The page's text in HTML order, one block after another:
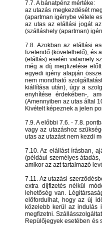
7.7. A bánatpénz mértéke:
az utazás megkezdését
(apartman igénybe vétele
az utas az elállási jogát
(szálláshely (apartman)
7.8. Azokban az elállási
fizetendő (követelhető), és
(elállás) esetén valamely
még a díj megfizetése
egyedi igény alapján
nem mondható
kiállítása után), úgy a
enyhítése érdekében-,
(Amennyiben az utas által
Kivételt képeznek a jelen
7.9. A előbbi 7.6. - 7.8.
vagy az utazáshoz
utas az utazást nem kezdi
7.10. Az elállást írásban,
(például személyes
amikor az azt tartalmazó
7.11. Az utazási
extra díjfizetés nélkül
lehetőség van.
előfordulhat, hogy az új
közelebb kerül az indulás
megfizetni.
Repülőjegyek esetében és